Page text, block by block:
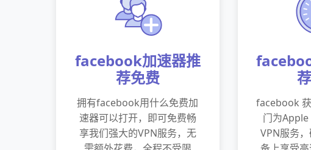
facebook加速器推
荐免费
拥有facebook用什么免费加
速器可以打开，即可免费畅
享我们强大的VPN服务，无
facebook
门为Apple
VPN服务